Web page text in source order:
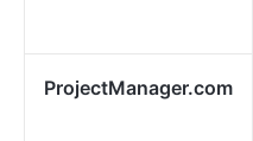
ProjectManager.com